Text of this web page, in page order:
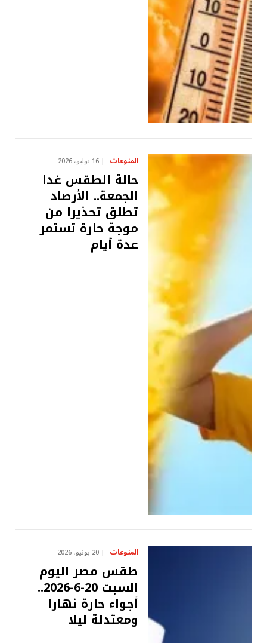
المنوعات 16 يوليو، 2026
حالة الطقس غدا
الجمعة.. الأرصاد
تطلق تحذيرا من
موجة حارة تستمر
عدة أيام
المنوعات 20 يونيو، 2026
طقس مصر اليوم
السبت 20-6-2026..
أجواء حارة نهارا
ومعتدلة ليلا